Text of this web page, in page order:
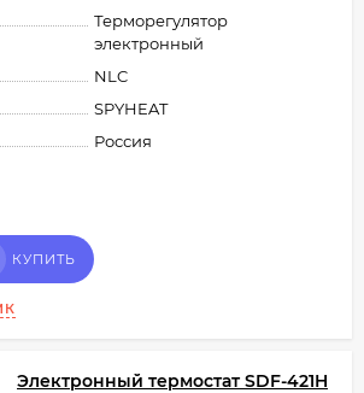
Терморегулятор
электронный
NLC
SPYHEAT
Россия
КУПИТЬ
Электронный термостат SDF-421H